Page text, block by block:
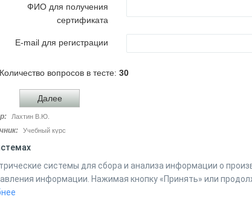
ФИО для получения
сертификата
E-mail для регистрации
Количество вопросов в тесте: 30
Лахтин В.Ю.
Учебный курс
Online
системы для сбора и анализа информации о
информации. Нажимая кнопку «Принять» или